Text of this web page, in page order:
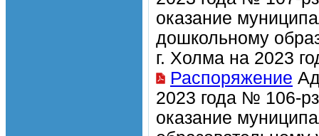
оказание
дошкольному
г. Холма на 2023
Распоряжение
2023 года № 106-
оказание